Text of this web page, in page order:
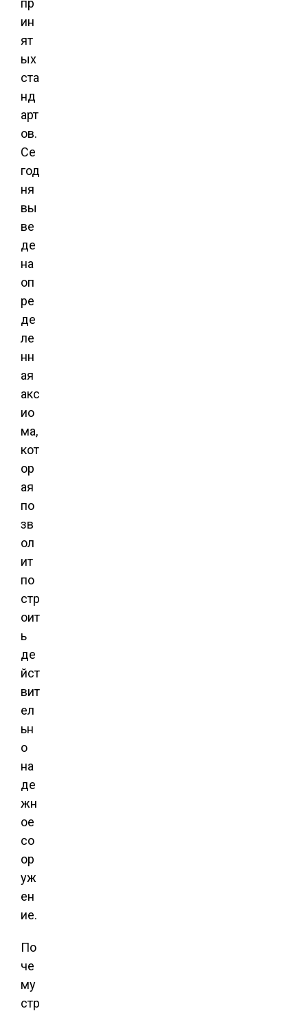
пр
ин
ят
ых
ста
нд
арт
ов.
Се
год
ня
вы
ве
де
на
оп
ре
де
ле
нн
ая
акс
ио
ма,
кот
ор
ая
по
зв
ол
ит
по
стр
оит
ь
де
йст
вит
ел
ьн
о
на
де
жн
ое
со
ор
уж
ен
ие.
По
че
му
стр